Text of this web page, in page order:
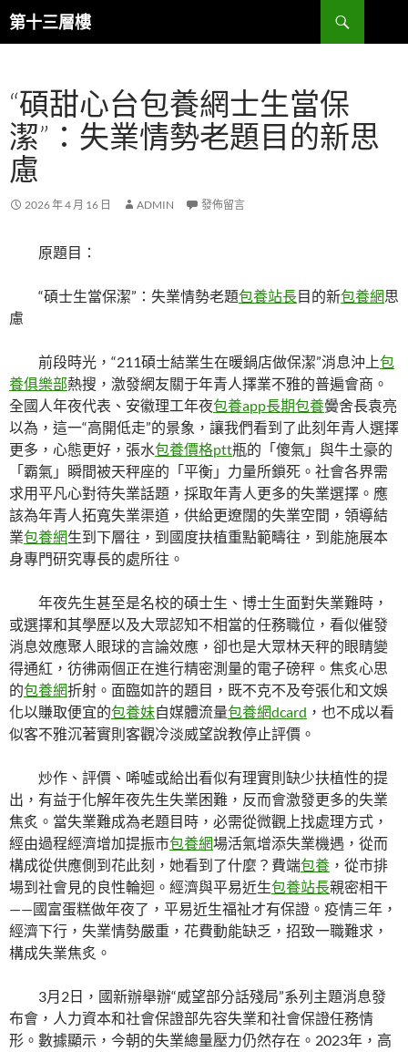
跳
至
內
容
第十三層樓
搜
尋
“碩甜心台包養網士生當保
潔”：失業情勢老題目的新思
慮
2026 年 4 月 16 日 ADMIN 發佈留言
原題目：
“碩士生當保潔”：失業情勢老題包養站長目的新包養網思
慮
前段時光，“211碩士結業生在暖鍋店做保潔”消息沖上包
養俱樂部熱搜，激發網友關于年青人擇業不雅的普遍會商。
全國人年夜代表、安徽理工年夜包養app長期包養黌舍長袁亮
以為，這一“高開低走”的景象，讓我們看到了此刻年青人選擇
更多，心態更好，張水包養價格ptt瓶的「傻氣」與牛土豪的
「霸氣」瞬間被天秤座的「平衡」力量所鎖死。社會各界需
求用平凡心對待失業話題，採取年青人更多的失業選擇。應
該為年青人拓寬失業渠道，供給更遼闊的失業空間，領導結
業包養網生到下層往，到國度扶植重點範疇往，到能施展本
身專門研究專長的處所往。
年夜先生甚至是名校的碩士生、博士生面對失業難時，
或選擇和其學歷以及大眾認知不相當的任務職位，看似催發
消息效應聚人眼球的言論效應，卻也是大眾林天秤的眼睛變
得通紅，彷彿兩個正在進行精密測量的電子磅秤。焦炙心思
的包養網折射。面臨如許的題目，既不克不及夸張化和文娛
化以賺取便宜的包養妹自媒體流量包養網dcard ，也不成以看
似客不雅沉著實則客觀冷淡威望說教停止評價。
炒作、評價、唏噓或給出看似有理實則缺少扶植性的提
出，有益于化解年夜先生失業困難，反而會激發更多的失業
焦炙。當失業難成為老題目時，必需從微觀上找處理方式，
經由過程經濟增加提振市包養網場活氣增添失業機遇，從而
構成從供應側到花此刻，她看到了什麼？費端包養 ，從市排
場到社會見的良性輪迴。經濟與平易近生包養站長親密相干
——國富蛋糕做年夜了，平易近生福祉才有保證。疫情三年，
經濟下行，失業情勢嚴重，花費動能缺乏，招致一職難求，
構成失業焦炙。
3月2日，國新辦舉辦“威望部分話殘局”系列主題消息發
布會，人力資本和社會保證部先容失業和社會保證任務情
形。數據顯示，今朝的失業總量壓力仍然存在。2023年，高